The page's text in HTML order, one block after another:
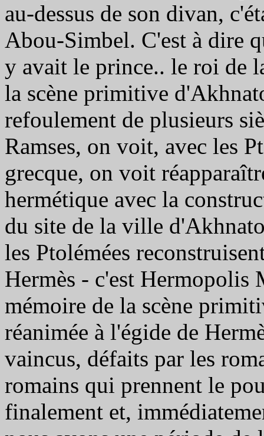
au-dessus de son divan,
Abou-Simbel. C'est à dire
y avait le prince.. le roi de
la scène primitive
refoulement de plusieurs
Ramses, on voit, avec les
grecque, on voit
hermétique avec la
du site de la ville
les Ptolémées
Hermès - c'est Hermopolis
mémoire de la scène
réanimée à l'égide de
vaincus, défaits par les
romains qui prennent le
finalement et,